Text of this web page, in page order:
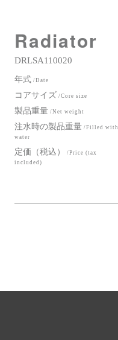
Radiator
DRLSA110020
年式/Date
コアサイズ /Core size
製品重量/Net weight
注水時の製品重量/Filled with
water
定価（税込）
/Price (tax
included)